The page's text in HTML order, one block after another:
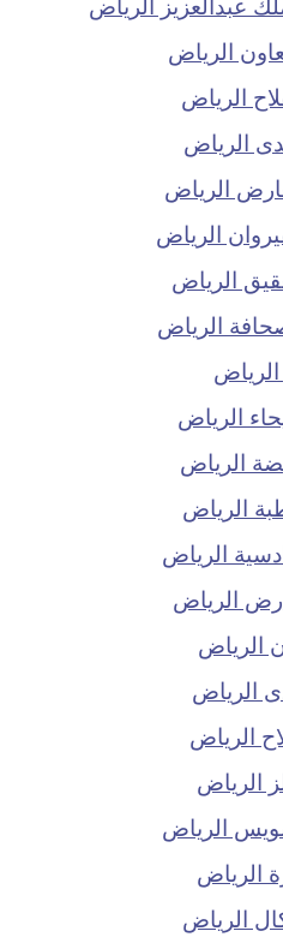
الرياض
الرياض
الرياض
الرياض
الرياض
الرياض
الرياض
الرياض
الرياض
الرياض
الرياض
الرياض
الرياض
الرياض
الرياض
الرياض
الرياض
الرياض
الرياض